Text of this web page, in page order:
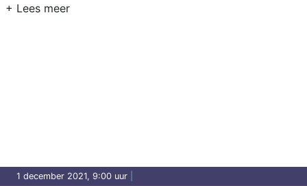
1 december 2021, 9:00 uur